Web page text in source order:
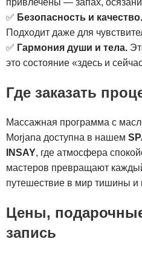
привлечены — запах,
✅ Безопасность и качество.
Подходит даже для
✅ Гармония души и тела.
это состояние «здесь и
Где заказать
Массажная программа с
Morjana доступна в нашем
INSAY, где атмосфера
мастеров превращают
путешествие в мир тишины и
Цены,
запись